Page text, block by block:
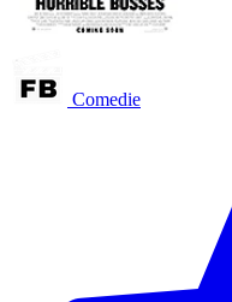
Comedie